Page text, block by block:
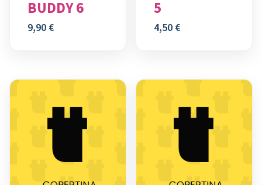
BUDDY 6
9,90 €
5
4,50 €